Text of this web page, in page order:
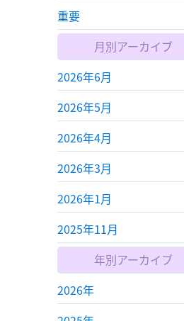
重要
月別アーカイブ
2026年6月
2026年5月
2026年4月
2026年3月
2026年1月
2025年11月
年別アーカイブ
2026年